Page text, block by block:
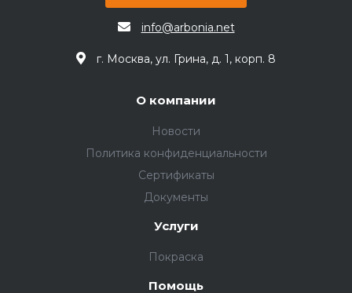
info@arbonia.net
г. Москва, ул. Грина, д. 1, корп. 8
О компании
Новости
Политика конфиденциальности
Сертификаты
Документы
Услуги
Покраска
Помощь